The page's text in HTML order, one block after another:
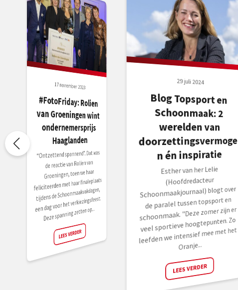
17 november 2023
#FotoFriday: Rolien
van Groeningen wint
ondernemersprijs
Haaglanden
“Ontzettend spannend”. Dat was
de reactie van Rolien van
Groeningen, toen we haar
feliciteerden met haar finaleplaats
tijdens de Schoonmaakvakdagen,
een dag voor het verkiezingsfeest.
Deze spanning zetten op...
LEES VERDER
29 juli 2024
Blog Topsport en
Schoonmaak: 2
werelden van
doorzettingsvermoge
n én inspiratie
Esther van her Lelie
(Hoofdredacteur
Schoonmaakjournaal) blogt over
de paralel tussen topsport en
schoonmaak. "Deze zomer zijn er
veel sportieve hoogtepunten. Zo
leefden we intensief mee met het
Oranje...
LEES VERDER